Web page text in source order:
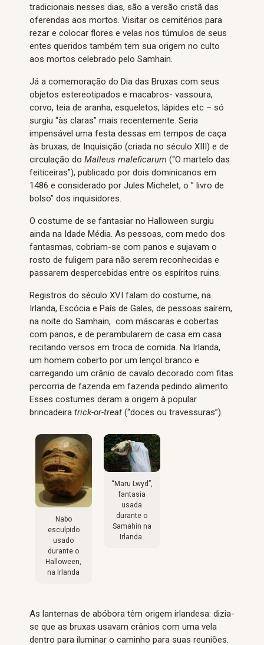
tradicionais nesses dias, são a versão cristã das
oferendas aos mortos. Visitar os cemitérios para
rezar e colocar flores e velas nos túmulos de seus
entes queridos também tem sua origem no culto
aos mortos celebrado pelo Samhain.
Já a comemoração do Dia das Bruxas com seus
objetos estereotipados e macabros- vassoura,
corvo, teia de aranha, esqueletos, lápides etc – só
surgiu “às claras” mais recentemente. Seria
impensável uma festa dessas em tempos de caça
às bruxas, de Inquisição (criada no século XIII) e de
circulação do Malleus maleficarum (“O martelo das
feiticeiras”), publicado por dois dominicanos em
1486 e considerado por Jules Michelet, o ” livro de
bolso” dos inquisidores.
O costume de se fantasiar no Halloween surgiu
ainda na Idade Média. As pessoas, com medo dos
fantasmas, cobriam-se com panos e sujavam o
rosto de fuligem para não serem reconhecidas e
passarem despercebidas entre os espíritos ruins.
Registros do século XVI falam do costume, na
Irlanda, Escócia e País de Gales, de pessoas saírem,
na noite do Samhain, com máscaras e cobertas
com panos, e de perambularem de casa em casa
recitando versos em troca de comida. Na Irlanda,
um homem coberto por um lençol branco e
carregando um crânio de cavalo decorado com fitas
percorria de fazenda em fazenda pedindo alimento.
Esses costumes deram a origem à popular
brincadeira trick-or-treat (“doces ou travessuras”).
Nabo
esculpido
usado
durante o
Halloween,
na Irlanda
“Maru Lwyd”,
fantasia
usada
durante o
Samahin na
Irlanda.
As lanternas de abóbora têm origem irlandesa: dizia-
se que as bruxas usavam crânios com uma vela
dentro para iluminar o caminho para suas reuniões.